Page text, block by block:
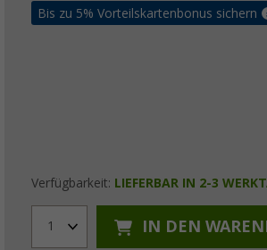
Bis zu 5% Vorteilskartenbonus sichern
Verfügbarkeit: LIEFERBAR IN 2-3
1 IN DEN